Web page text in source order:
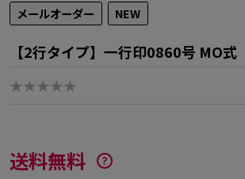
メールオーダー NEW
【2行タイプ】一行印0860号 MO式
★★★★★
送料無料